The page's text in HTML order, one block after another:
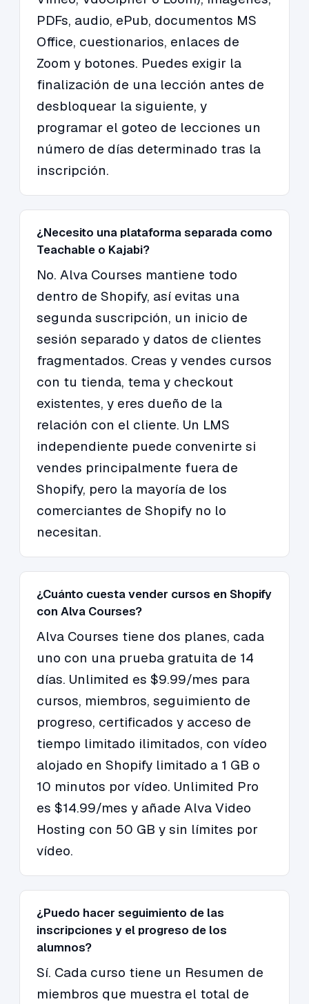
PDFs, audio, ePub, documentos MS
Office, cuestionarios, enlaces de
Zoom y botones. Puedes exigir la
finalización de una lección antes de
desbloquear la siguiente, y
programar el goteo de lecciones un
número de días determinado tras la
inscripción.
¿Necesito una plataforma separada como
Teachable o Kajabi?
No. Alva Courses mantiene todo
dentro de Shopify, así evitas una
segunda suscripción, un inicio de
sesión separado y datos de clientes
fragmentados. Creas y vendes cursos
con tu tienda, tema y checkout
existentes, y eres dueño de la
relación con el cliente. Un LMS
independiente puede convenirte si
vendes principalmente fuera de
Shopify, pero la mayoría de los
comerciantes de Shopify no lo
necesitan.
¿Cuánto cuesta vender cursos en Shopify
con Alva Courses?
Alva Courses tiene dos planes, cada
uno con una prueba gratuita de 14
días. Unlimited es $9.99/mes para
cursos, miembros, seguimiento de
progreso, certificados y acceso de
tiempo limitado ilimitados, con vídeo
alojado en Shopify limitado a 1 GB o
10 minutos por vídeo. Unlimited Pro
es $14.99/mes y añade Alva Video
Hosting con 50 GB y sin límites por
vídeo.
¿Puedo hacer seguimiento de las
inscripciones y el progreso de los
alumnos?
Sí. Cada curso tiene un Resumen de
miembros que muestra el total de